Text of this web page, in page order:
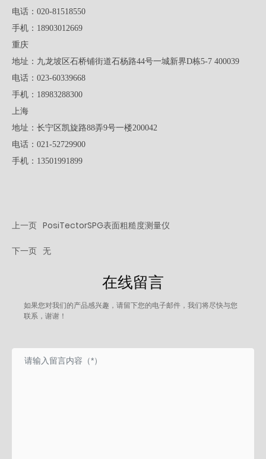
电话：020-81518550
手机：18903012669
重庆
地址：九龙坡区石桥铺街道石杨路44号一城新界D栋5-7 400039
电话：023-60339668
手机：18983288300
上海
地址：长宁区凯旋路88弄9号一楼200042
电话：021-52729900
手机：13501991899
上一页 PosiTectorSPG表面粗糙度测量仪
下一页 无
在线留言
如果您对我们的产品感兴趣，请留下您的电子邮件，我们将尽快与您
联系，谢谢！